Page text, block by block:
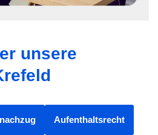
unsere
Aufenthaltsrecht